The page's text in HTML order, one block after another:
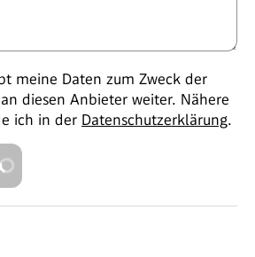
meine Daten zum Zweck der
diesen Anbieter weiter. Nähere
ich in der Datenschutzerklärung.